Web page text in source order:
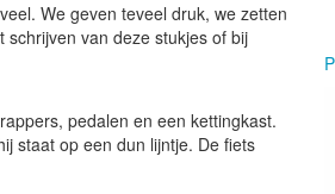
We geven teveel druk, we zetten
van deze stukjes of bij
pedalen en een kettingkast.
staat op een dun lijntje. De fiets